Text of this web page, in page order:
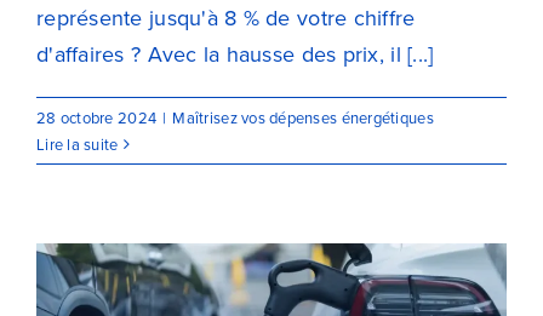
représente jusqu'à 8 % de votre chiffre
d'affaires ? Avec la hausse des prix, il [...]
28 octobre 2024 | Maîtrisez vos dépenses énergétiques
Lire la suite